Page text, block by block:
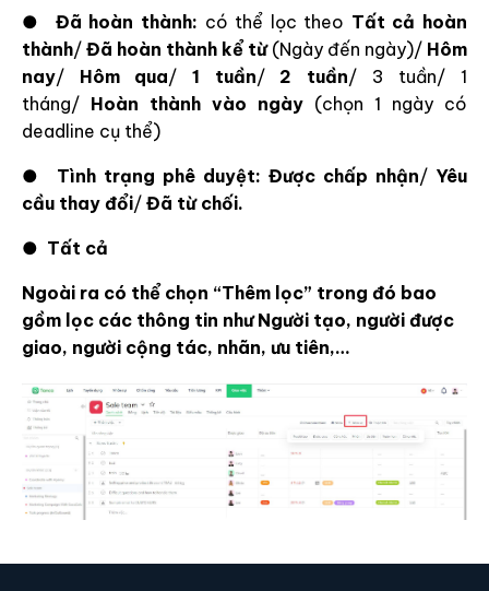
● Đã hoàn thành: có thể lọc theo Tất cả hoàn
thành/ Đã hoàn thành kể từ(Ngày đến ngày)/ Hôm
nay/ Hôm qua/1 tuần/2 tuần/ 3 tuần/ 1
tháng/ Hoàn thành vào ngày (chọn 1 ngày có
deadline cụ thể)
● Tình trạng phê duyệt: Được chấp nhận/ Yêu
cầu thay đổi/ Đã từ chối.
● Tất cả
Ngoài ra có thể chọn “Thêm lọc” trong đó bao
gồm lọc các thông tin như Người tạo, người được
giao, người cộng tác, nhãn, ưu tiên,…